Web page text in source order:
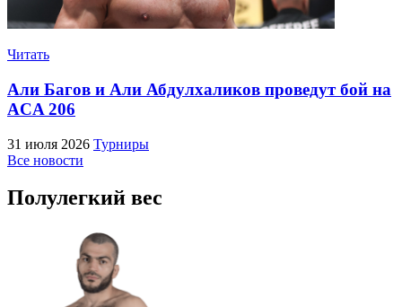
Читать
Али Багов и Али Абдулхаликов проведут бой на
ACA 206
31 июля 2026 Турниры
Все новости
Полулегкий вес